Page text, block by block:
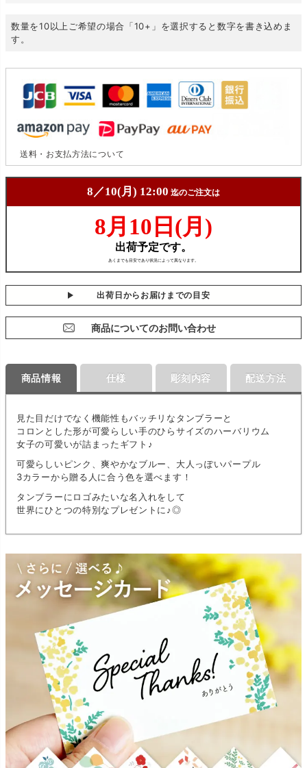
数量を10以上ご希望の場合「10+」を選択すると数字を書き込めま
す。
送料・お支払方法について
出荷日からお届けまでの目安
商品についてのお問い合わせ
商品情報
見た目だけでなく機能性もバッチリなタンブラーと
コロンとした形が可愛らしい手のひらサイズのハーバリウム
女子の可愛いが詰まったギフト♪
可愛らしいピンク、爽やかなブルー、大人っぽいパープル
3カラーから贈る人に合う色を選べます！
タンブラーにロゴみたいな名入れをして
世界にひとつの特別なプレゼントに♪◎
仕様 彫刻内容 配送方法